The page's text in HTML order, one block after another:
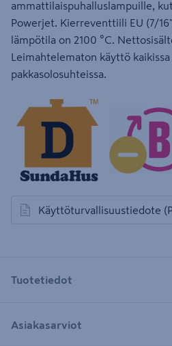
ammattilaispuhalluslampuille,
Powerjet. Kierreventtiili EU (7/
lämpötila on 2100 °C.
Leimahtelematon käyttö
pakkasolosuhteissa.
Käyttöturvallisuustiedote
avautuu uuteen välilehteen
Tuotetiedot
Asiakasarviot